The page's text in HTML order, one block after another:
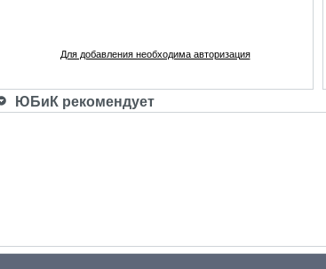
Для добавления необходима авторизация
ЮБиК рекомендует